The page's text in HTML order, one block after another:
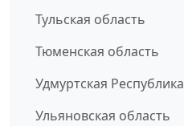
Тульская область
Тюменская область
Удмуртская Республика
Ульяновская область